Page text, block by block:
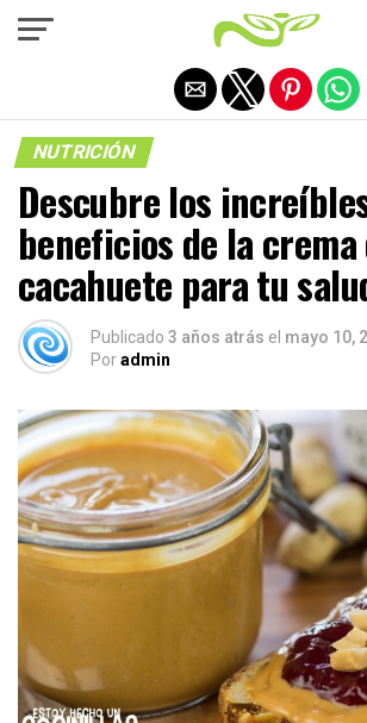
NUTRICIÓN
Descubre los
beneficios de la crema
cacahuete para tu
Publicado 3 años atrás el mayo 10,
Poradmin
Salir de la versión móvil